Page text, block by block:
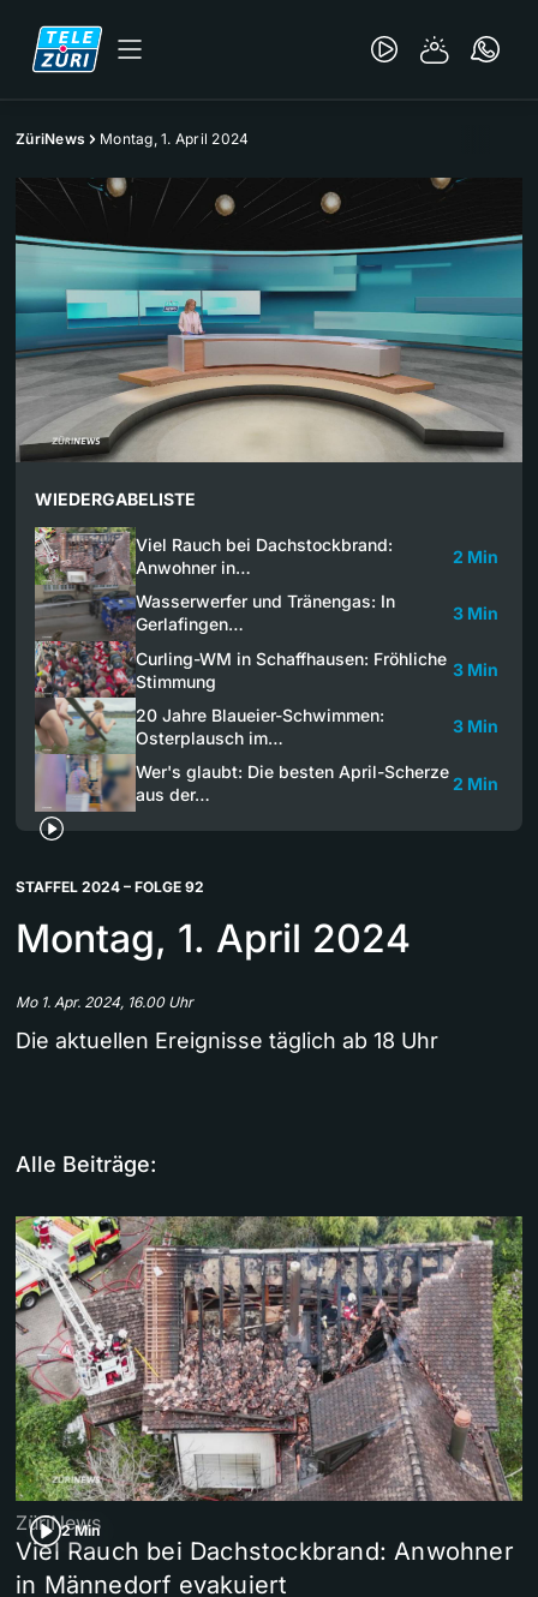
ZüriNews Montag, 1. April 2024
WIEDERGABELISTE
Viel Rauch bei Dachstockbrand:
Anwohner in…
2 Min
Wasserwerfer und Tränengas: In
Gerlafingen…
3 Min
Curling-WM in Schaffhausen: Fröhliche
Stimmung
3 Min
20 Jahre Blaueier-Schwimmen:
Osterplausch im…
3 Min
Wer's glaubt: Die besten April-Scherze
aus der…
2 Min
STAFFEL 2024 – FOLGE 92
Montag, 1. April 2024
Mo 1. Apr. 2024, 16.00 Uhr
Die aktuellen Ereignisse täglich ab 18 Uhr
Alle Beiträge:
2 Min
ZüriNews
Viel Rauch bei Dachstockbrand: Anwohner
in Männedorf evakuiert